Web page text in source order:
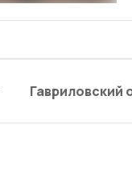
Гавриловский